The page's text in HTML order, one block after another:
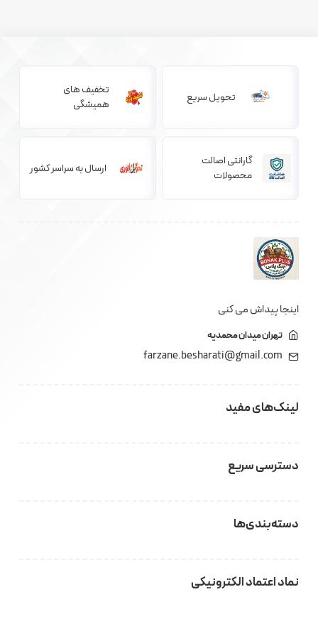
تحویل سریع
تخفیف های
همیشگی
گارانتی اصالت
محصولات
ارسال به سراسر کشور
اینجا پیداش می کنی
تهران میدان محمدیه
farzane.besharati@gmail.com
لینک‌های مفید
دسترسی سریع
دسته‌بندی‌ها
نماد اعتماد الکترونیکی